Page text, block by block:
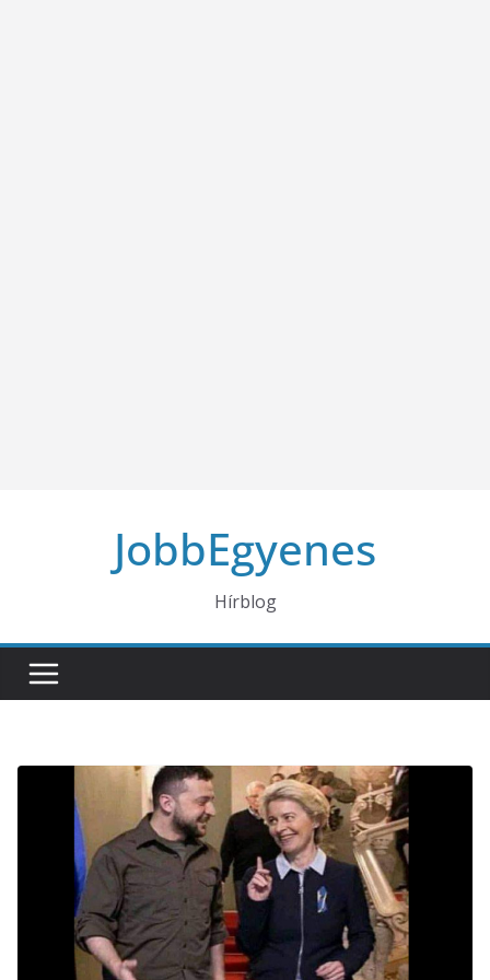
JobbEgyenes
Hírblog